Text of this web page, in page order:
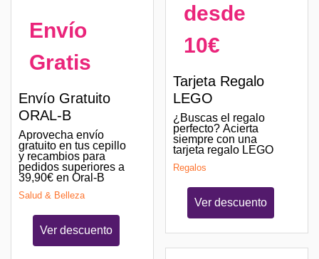
Envío
Gratis
Envío Gratuito
ORAL-B
Aprovecha envío
gratuito en tus cepillo
y recambios para
pedidos superiores a
39,90€ en Oral-B
Salud & Belleza
Ver descuento
desde
10€
Tarjeta Regalo
LEGO
¿Buscas el regalo
perfecto? Acierta
siempre con una
tarjeta regalo LEGO
Regalos
Ver descuento